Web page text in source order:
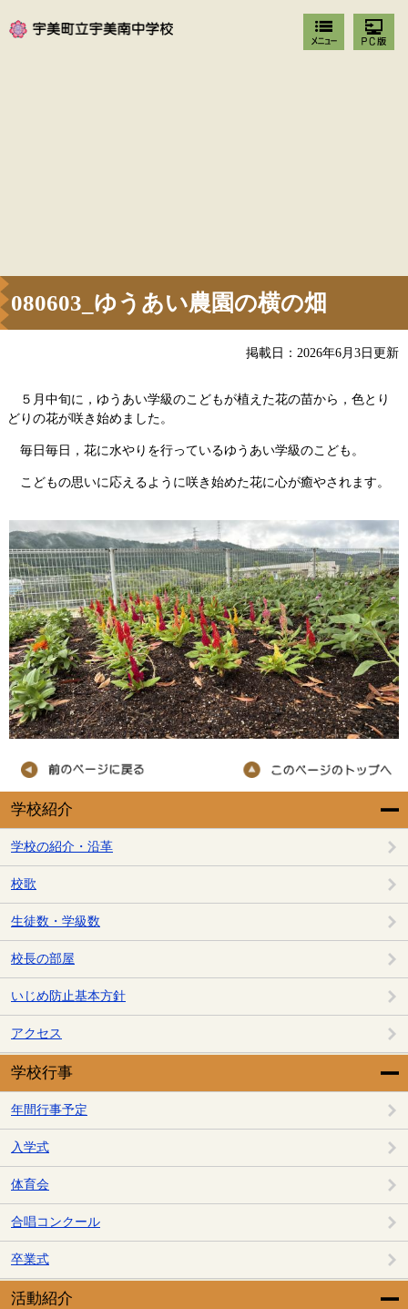
学校紹介
学校の紹介・沿革
校歌
生徒数・学級数
校長の部屋
いじめ防止基本方針
アクセス
学校行事
年間行事予定
入学式
体育会
合唱コンクール
卒業式
活動紹介
080603_ゆうあい農園の横の畑
掲載日：2026年6月3日更新
５月中旬に，ゆうあい学級のこどもが植えた花の苗から，色とり
どりの花が咲き始めました。
毎日毎日，花に水やりを行っているゆうあい学級のこども。
こどもの思いに応えるように咲き始めた花に心が癒やされます。